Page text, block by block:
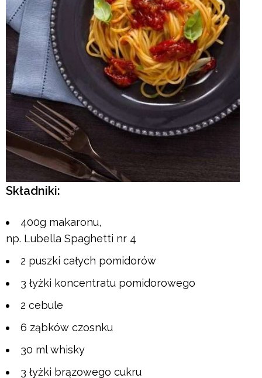
Składniki:
400g makaronu,
np. Lubella Spaghetti nr 4
2 puszki całych pomidorów
3 łyżki koncentratu pomidorowego
2 cebule
6 ząbków czosnku
30 ml whisky
3 łyżki brązowego cukru